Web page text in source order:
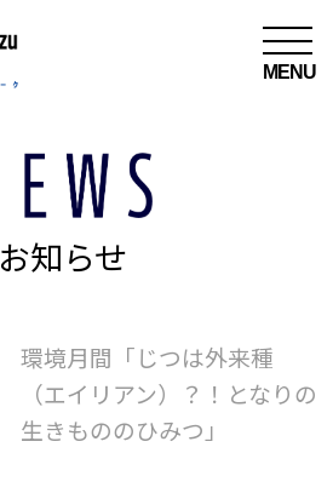
MENU
お知らせ
環境月間「じつは外来種
（エイリアン）？！となりの
生きもののひみつ」